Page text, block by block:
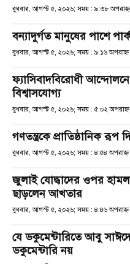
বুধবার, আগস্ট ৫, ২০২৬; সময় : ৯:৩৮ অপরাহ্ণ
বন্যাদুর্গত মানুষের পাশে
বুধবার, আগস্ট ৫, ২০২৬; সময় : ৯:১৬ অপরাহ্ণ
ফ্যাসিবাদবিরোধী আন্দোলনে
বিশ্বাসযোগ্য
বুধবার, আগস্ট ৫, ২০২৬; সময় : ৫:০২ অপরাহ্ণ
গণতন্ত্রকে প্রাতিষ্ঠানিক রূপ
বুধবার, আগস্ট ৫, ২০২৬; সময় : ৪:৫৪ অপরাহ্ণ
জুলাই যোদ্ধাদের ওপর
ছাড়লেন আখতার
বুধবার, আগস্ট ৫, ২০২৬; সময় : ৪:৪৬ অপরাহ্ণ
যে ডকুমেন্টারিতে আবু
ডকুমেন্টারি নয়